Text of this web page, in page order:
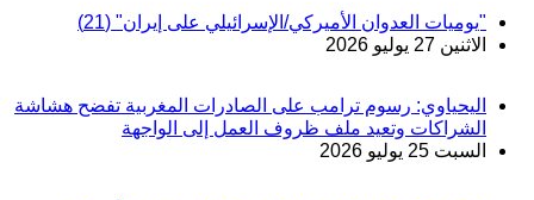
"يوميات العدوان الأميركي/الإسرائيلي على إيران" (21)
الاثنين 27 يوليو 2026
اليحياوي: رسوم ترامب على الصادرات المغربية تفضح هشاشة
الشراكات وتعيد ملف ظروف العمل إلى الواجهة
السبت 25 يوليو 2026